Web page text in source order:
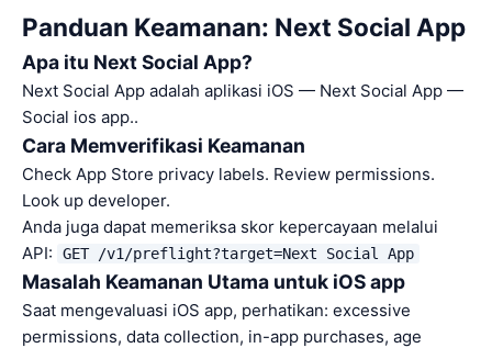
Panduan Keamanan: Next Social App
Apa itu Next Social App?
Next Social App adalah aplikasi iOS — Next Social App —
Social ios app..
Cara Memverifikasi Keamanan
Check App Store privacy labels. Review permissions.
Look up developer.
Anda juga dapat memeriksa skor kepercayaan melalui
API:
GET /v1/preflight?target=Next Social App
Masalah Keamanan Utama untuk iOS app
Saat mengevaluasi iOS app, perhatikan: excessive
permissions, data collection, in-app purchases, age